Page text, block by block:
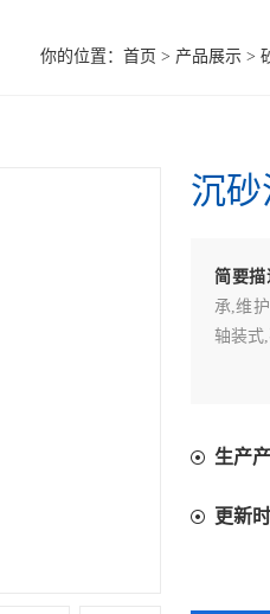
你的位置： 首页 > 产品展示 >
沉
简要描
承,维
轴装式
生产产
更新时